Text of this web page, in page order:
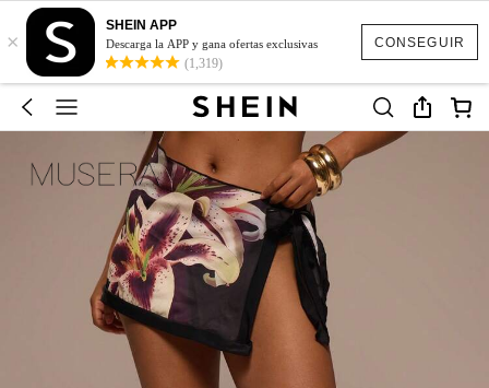
CONSEGUIR
×
SHEIN APP
Descarga la APP y gana ofertas exclusivas
(1,319)